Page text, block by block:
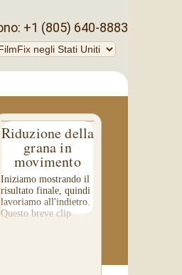
+1 (805) 640-8883
Riduzione della
grana in
movimento
Iniziamo mostrando il
risultato finale, quindi
lavoriamo all'indietro.
Questo breve clip